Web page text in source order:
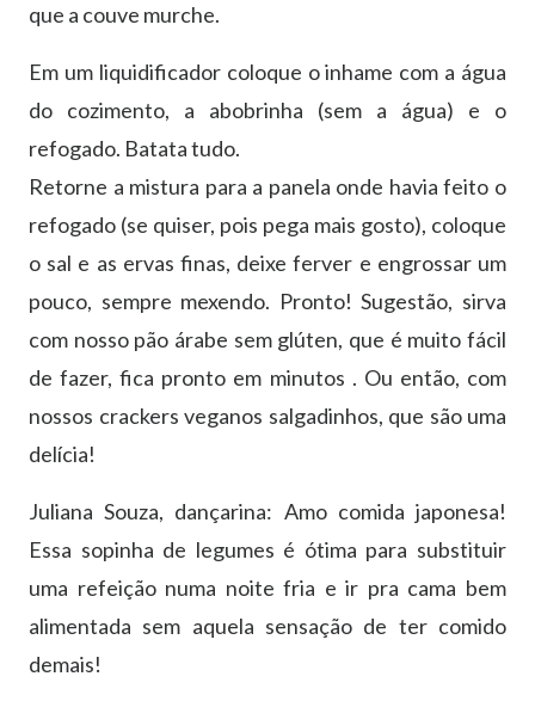
que a couve murche.
Em um liquidificador coloque o inhame com a água
do cozimento, a abobrinha (sem a água) e o
refogado. Batata tudo.
Retorne a mistura para a panela onde havia feito o
refogado (se quiser, pois pega mais gosto), coloque
o sal e as ervas finas, deixe ferver e engrossar um
pouco, sempre mexendo. Pronto! Sugestão, sirva
com nosso pão árabe sem glúten, que é muito fácil
de fazer, fica pronto em minutos . Ou então, com
nossos crackers veganos salgadinhos, que são uma
delícia!
Juliana Souza, dançarina: Amo comida japonesa!
Essa sopinha de legumes é ótima para substituir
uma refeição numa noite fria e ir pra cama bem
alimentada sem aquela sensação de ter comido
demais!